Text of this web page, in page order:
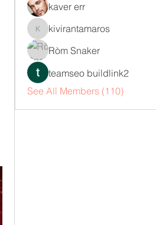
kaver err
kivirantamaros
kivirantamaros
Ròm Snaker
teamseo buildlink2
See All Members (110)